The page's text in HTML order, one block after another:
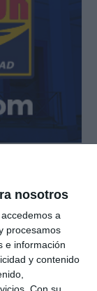
nosotros
a
procesamos
e información
y contenido
Con su